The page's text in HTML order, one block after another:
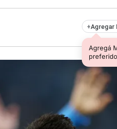
+Agregar
Agregá